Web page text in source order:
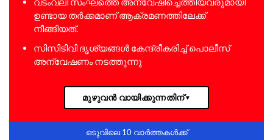
ഉണ്ടായ തർക്കമാണ് ആക്രമണത്തിലേക്ക്
നീങ്ങിയത്.
സിസിടിവി ദൃശ്യങ്ങൾ കേന്ദ്രീകരിച്ച് പൊലീസ്
അന്വേഷണം നടത്തുന്നു
മുഴുവൻ വായിക്കുന്നതിന്▼
ഒടുവിലെ 10 വാർത്തകൾക്ക്